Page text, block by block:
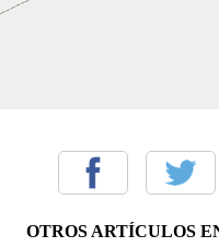
OTROS ARTÍCULOS